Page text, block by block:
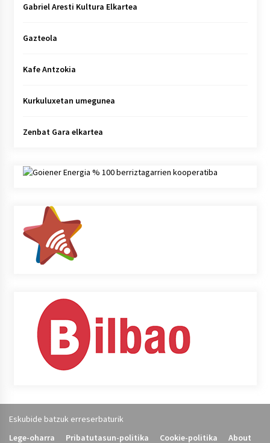
Gabriel Aresti Kultura Elkartea
Gazteola
Kafe Antzokia
Kurkuluxetan umegunea
Zenbat Gara elkartea
Eskubide batzuk erreserbaturik
Lege-oharra
Pribatutasun-politika Cookie-politika About